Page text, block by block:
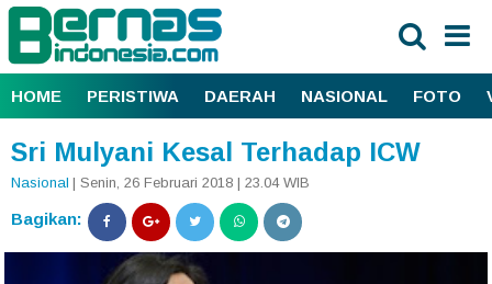
HOME PERISTIWA DAERAH NASIONAL FOTO
Sri Mulyani Kesal Terhadap ICW
Nasional | Senin, 26 Februari 2018 | 23.04 WIB
Bagikan: